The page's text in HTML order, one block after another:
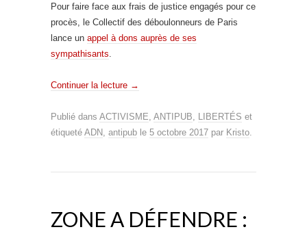
Pour faire face aux frais de justice engagés pour ce
procès, le Collectif des déboulonneurs de Paris
lance un appel à dons auprès de ses
sympathisants
Continuer la lecture →
Publié dans ACTIVISME ANTIPUB LIBERTÉS et
étiqueté ADN antipub le 5 octobre 2017 par Kristo
ZONE A DÉFENDRE :